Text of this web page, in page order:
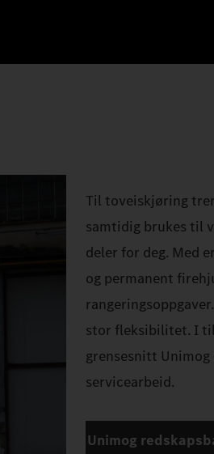
Til toveiskjøring
samtidig brukes til
deler for deg. Med
og permanent
stor fleksibilitet. I
grensesnitt
servicearbeid.
Unimog